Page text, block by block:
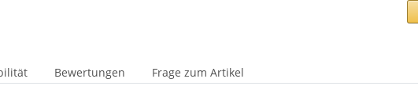
Bewertungen Frage zum Artikel